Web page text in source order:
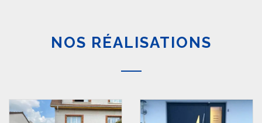
NOS RÉALISATIONS